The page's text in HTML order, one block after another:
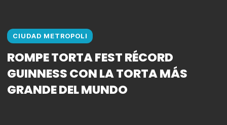
CIUDAD METROPOLI
ROMPE TORTA FEST RÉCORD
GUINNESS CON LA TORTA MÁS
GRANDE DEL MUNDO